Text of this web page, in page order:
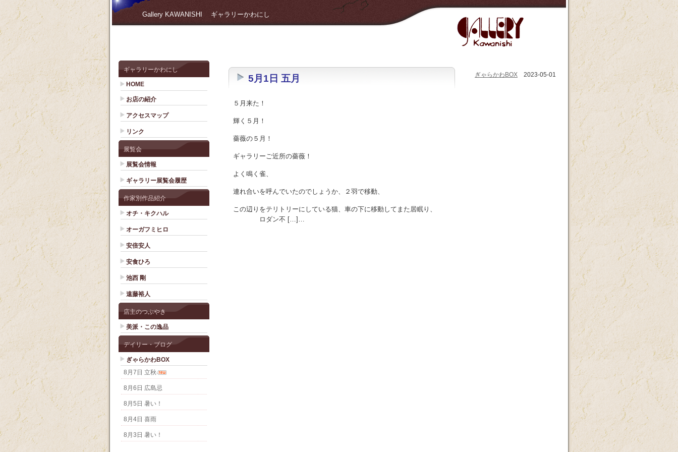
Gallery KAWANISHI ギャラリーかわにし
ギャラリーかわにし
HOME
お店の紹介
アクセスマップ
リンク
展覧会
展覧会情報
ギャラリー展覧会履歴
作家別作品紹介
オチ・キクハル
オーガフミヒロ
安倍安人
安食ひろ
池西 剛
遠藤裕人
店主のつぶやき
美派・この逸品
デイリー・ブログ
ぎゃらかわBOX
8月7日 立秋
8月6日 広島忌
8月5日 暑い！
8月4日 喜雨
8月3日 暑い！
ぎゃらかわBOX 2023-05-01
5月1日 五月
５月来た！
輝く５月！
薔薇の５月！
ギャラリーご近所の薔薇！
よく鳴く雀、
連れ合いを呼んでいたのでしょうか、２羽で移動、
この辺りをテリトリーにしている猫、車の下に移動してまた居眠り、
ロダン不 […]…